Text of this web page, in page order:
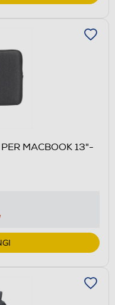
MACBOOK 13"-